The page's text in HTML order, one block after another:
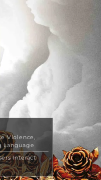
Violence
Language
Interact